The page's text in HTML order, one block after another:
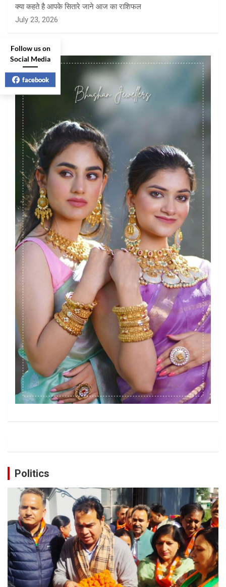
क्या कहते है आपके सितारे जाने आज का राशिफल
July 23, 2026
Politics
Follow us on
Social Media
facebook